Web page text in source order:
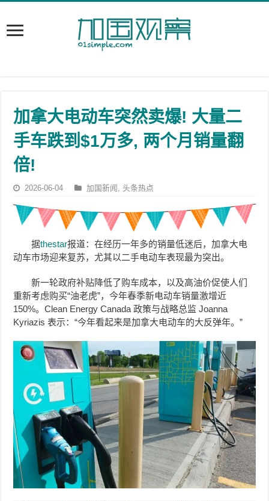
加拿大电动车突然卖爆! 大量二
手车跌到$1万多, 两个月销量翻
倍!
2026-06-04 加国新闻 ,头条热点
据thestar报道：在经历一年多的销量低迷后，加拿大电
动车市场迎来复苏，尤其以二手电动车表现最为突出。
新一轮政府补贴降低了购车成本，以及高油价促使人们
重新考虑购买“油老虎”，今年春季新电动车销量激增近
150%。Clean Energy Canada 政策与战略总监 Joanna
Kyriazis 表示：“今年看起来是加拿大电动车的大反弹年。”